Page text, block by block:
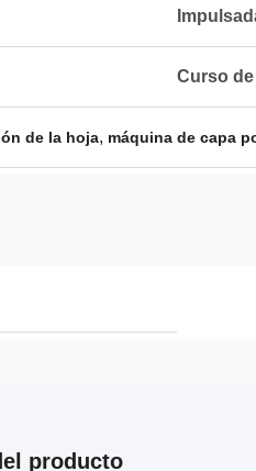
Curso
de la hoja, máquina de capa
producto